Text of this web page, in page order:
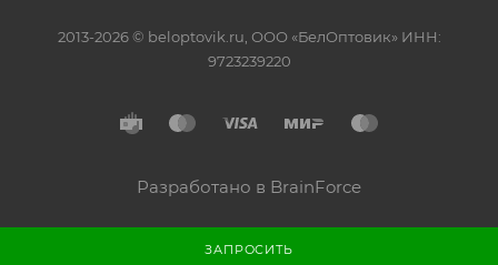
ЗАПРОСИТЬ
2013-2026 © beloptovik.ru, ООО «БелОптовик» ИНН:
9723239220
Разработано в BrainForce